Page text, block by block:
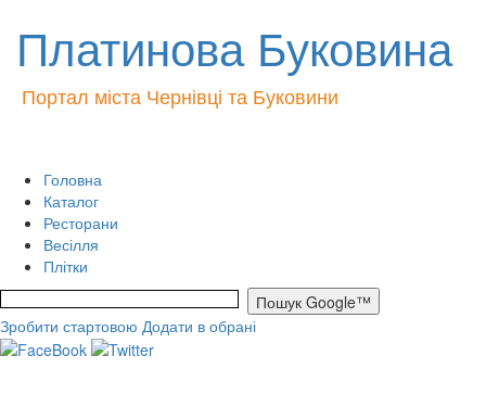
Платинова Буковина
Портал міста Чернівці та Буковини
Головна
Каталог
Ресторани
Весілля
Плітки
Зробити стартовою Додати в обрані